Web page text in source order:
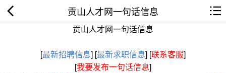
贡山人才网一句话信息
贡山人才网一句话信息
[最新招聘信息] [最新求职信息] [联系客服]
[我要发布一句话信息]